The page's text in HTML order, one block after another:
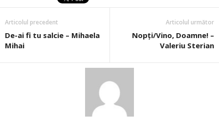
Articolul precedent
De-ai fi tu salcie – Mihaela
Mihai
Articolul următor
Nopţi/Vino, Doamne! –
Valeriu Sterian